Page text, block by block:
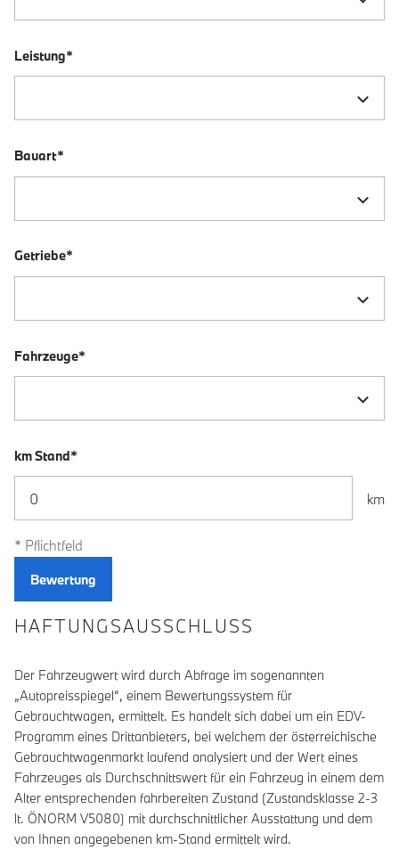
Leistung*
Bauart*
Getriebe*
Fahrzeuge*
km Stand*
km
* Pflichtfeld
HAFTUNGSAUSSCHLUSS
Der Fahrzeugwert wird durch Abfrage im sogenannten
„Autopreisspiegel“, einem Bewertungssystem für
Gebrauchtwagen, ermittelt. Es handelt sich dabei um ein EDV-
Programm eines Drittanbieters, bei welchem der österreichische
Gebrauchtwagenmarkt laufend analysiert und der Wert eines
Fahrzeuges als Durchschnittswert für ein Fahrzeug in einem dem
Alter entsprechenden fahrbereiten Zustand (Zustandsklasse 2-3
lt. ÖNORM V5080) mit durchschnittlicher Ausstattung und dem
von Ihnen angegebenen km-Stand ermittelt wird.